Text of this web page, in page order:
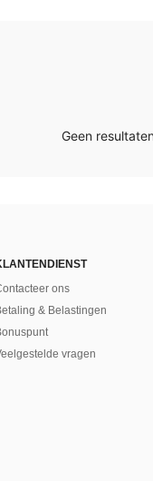
Geen
ons
& Belastingen
vragen